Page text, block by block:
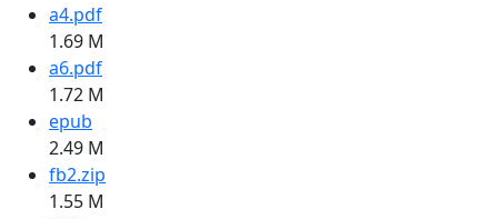
a4.pdf
1.69 M
a6.pdf
1.72 M
epub
2.49 M
fb2.zip
1.55 M